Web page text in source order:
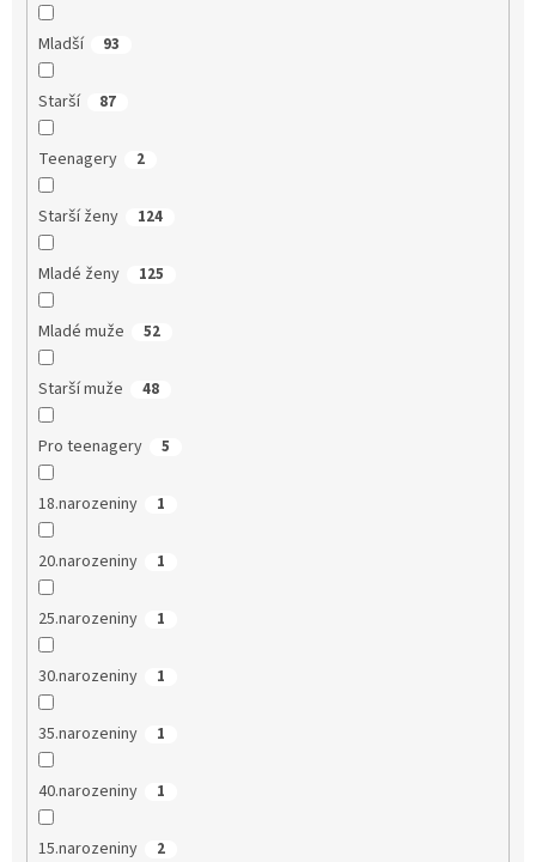
Mladší 93
Starší 87
Teenagery 2
Starší ženy 124
Mladé ženy 125
Mladé muže 52
Starší muže 48
Pro teenagery 5
18.narozeniny 1
20.narozeniny 1
25.narozeniny 1
30.narozeniny 1
35.narozeniny 1
40.narozeniny 1
15.narozeniny 2